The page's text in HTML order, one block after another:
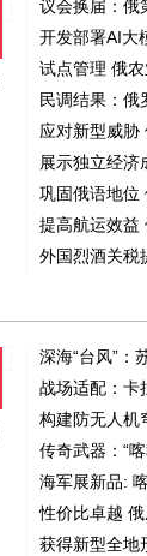
议会换届：俄
开发部署AI大
试点管理 俄
民调结果：俄
应对新型威胁
展示独立经济
巩固俄语地位
提高航运效益
外国烈酒关税
深海“台风”：
战场适配：卡
构建防无人机
传奇武器：“
海军展新品:
性价比卓越
获得新型全地